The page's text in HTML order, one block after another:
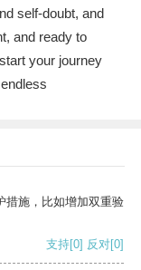
self-doubt, and
and ready to
your journey
措施，比如增加双重验
支持[0] 反对[0]